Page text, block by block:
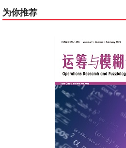
为你推荐